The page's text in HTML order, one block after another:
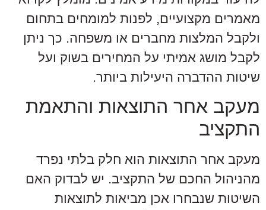
מאמרים מקצועיים, לפנות למומחים בתחום
ולקבל המלצות מחברים או משפחה. כך ניתן
לקבל מושג אמיתי על המחירים בשוק ועל
שיטות ההדברה היעילות ביותר.
מעקב אחר התוצאות והתאמת
התקציב
מעקב אחר התוצאות הוא חלק בלתי נפרד
מהניהול החכם של התקציב. יש לבדוק האם
השיטות שנבחרו אכן מביאות לתוצאות